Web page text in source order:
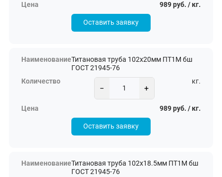
989 руб. / кг.
Оставить заявку
Титановая труба 102х20мм ПТ1М бш
ГОСТ 21945-76
− +
кг.
989 руб. / кг.
Оставить заявку
Титановая труба 102х18.5мм ПТ1М бш
ГОСТ 21945-76